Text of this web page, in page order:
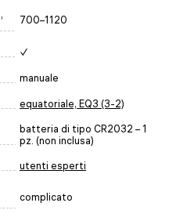
700–1120
✓
manuale
equatoriale, EQ3 (3-2)
batteria di tipo CR2032 – 1
pz. (non inclusa)
utenti esperti
complicato